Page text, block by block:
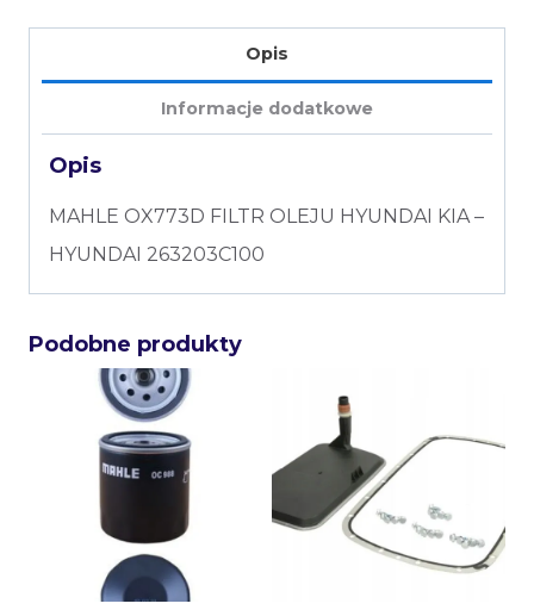
Opis
Informacje dodatkowe
Opis
MAHLE OX773D FILTR OLEJU HYUNDAI KIA –
HYUNDAI 263203C100
Podobne produkty